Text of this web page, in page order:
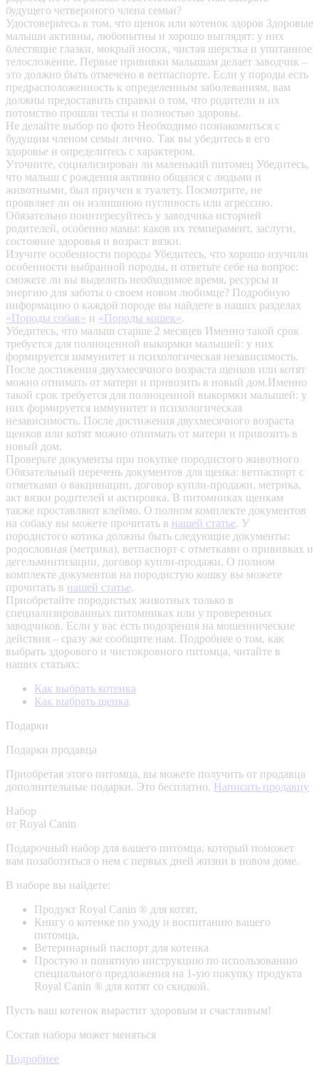
будущего четвероного члена семьи?
Удостоверьтесь в том, что щенок или котенок здоров Здоровые
малыши активны, любопытны и хорошо выглядят: у них
блестящие глазки, мокрый носик, чистая шерстка и упитанное
телосложение. Первые прививки малышам делает заводчик –
это должно быть отмечено в ветпаспорте. Если у породы есть
предрасположенность к определенным заболеваниям, вам
должны предоставить справки о том, что родители и их
потомство прошли тесты и полностью здоровы.
Не делайте выбор по фото Необходимо познакомиться с
будущим членом семьи лично. Так вы убедитесь в его
здоровье и определитесь с характером.
Уточните, социализирован ли маленький питомец Убедитесь,
что малыш с рождения активно общался с людьми и
животными, был приучен к туалету. Посмотрите, не
проявляет ли он излишнюю пугливость или агрессию.
Обязательно поинтересуйтесь у заводчика историей
родителей, особенно мамы: каков их темперамент, заслуги,
состояние здоровья и возраст вязки.
Изучите особенности породы Убедитесь, что хорошо изучили
особенности выбранной породы, и ответьте себе на вопрос:
сможете ли вы выделить необходимое время, ресурсы и
энергию для заботы о своем новом любимце? Подробную
информацию о каждой породе вы найдете в наших разделах
«Породы собак» и «Породы кошек».
Убедитесь, что малыш старше 2 месяцев Именно такой срок
требуется для полноценной выкормки малышей: у них
формируется иммунитет и психологическая независимость.
После достижения двухмесячного возраста щенков или котят
можно отнимать от матери и привозить в новый дом.Именно
такой срок требуется для полноценной выкормки малышей: у
них формируется иммунитет и психологическая
независимость. После достижения двухмесячного возраста
щенков или котят можно отнимать от матери и привозить в
новый дом.
Проверьте документы при покупке породистого животного
Обязательный перечень документов для щенка: ветпаспорт с
отметками о вакцинации, договор купли-продажи, метрика,
акт вязки родителей и актировка. В питомниках щенкам
также проставляют клеймо. О полном комплекте документов
на собаку вы можете прочитать в нашей статье. У
породистого котика должны быть следующие документы:
родословная (метрика), ветпаспорт с отметками о прививках и
дегельминтизации, договор купли-продажи. О полном
комплекте документов на породистую кошку вы можете
прочитать в нашей статье.
Приобретайте породистых животных только в
специализированных питомниках или у проверенных
заводчиков. Если у вас есть подозрения на мошеннические
действия – сразу же сообщите нам. Подробнее о том, как
выбрать здорового и чистокровного питомца, читайте в
наших статьях:
Как выбрать котенка
Как выбрать щенка
Подарки
Подарки продавца
Приобретая этого питомца, вы можете получить от продавца
дополнительные подарки. Это бесплатно. Написать продавцу
Набор
от Royal Canin
Подарочный набор для вашего питомца, который поможет
вам позаботиться о нем с первых дней жизни в новом доме.
В наборе вы найдете:
Продукт Royal Canin ® для котят,
Книгу о котенке по уходу и воспитанию вашего
питомца,
Ветеринарный паспорт для котенка
Простую и понятную инструкцию по использованию
специального предложения на 1-ую покупку продукта
Royal Canin ® для котят со скидкой.
Пусть ваш котенок вырастит здоровым и счастливым!
Состав набора может меняться
Подробнее